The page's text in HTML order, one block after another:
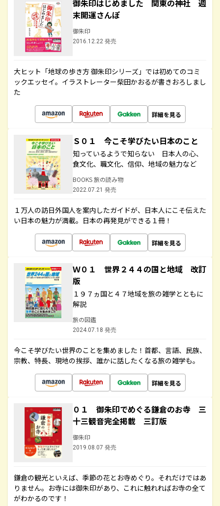
御朱印はじめました 関東の神社 週
末開運さんぽ
御朱印
2016.12.22 発売
大ヒット「地球の歩き方 御朱印シリーズ」では初めてのコミ
ックエッセイ。イラストレーター柴田かおるが書きおろしまし
た
詳細を見る
Ｓ０１ 今こそ学びたい日本のこと
知っているようで知らない 日本人の心、
食文化、職文化、信仰、地域の魅力など
BOOKS 旅の読み物
2022.07.21 発売
１万人の訪日外国人を案内したガイドが、日本人にこそ伝えた
い日本の魅力が満載。日本の再発見ができる１冊！
詳細を見る
Ｗ０１ 世界２４４の国と地域 改訂
版
１９７ヵ国と４７地域を旅の雑学とともに
解説
旅の図鑑
2024.07.18 発売
今こそ学びたい世界のことを集めました！首都、言語、民族、
宗教、特長、現地の挨拶、誰かに話したくなる旅の雑学も。
詳細を見る
０１ 御朱印でめぐる鎌倉のお寺 三
十三観音完全掲載 三訂版
御朱印
2019.08.07 発売
鎌倉の観光といえば、季節の花とお寺めぐり。それだけではあ
りません。お寺には御朱印があり、これに触れればお寺の全て
がわかるのです！